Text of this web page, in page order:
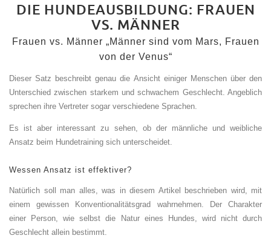
DIE HUNDEAUSBILDUNG: FRAUEN
VS. MÄNNER
Frauen vs. Männer „Männer sind vom Mars, Frauen
von der Venus“
Dieser Satz beschreibt genau die Ansicht einiger Menschen über den
Unterschied zwischen starkem und schwachem Geschlecht. Angeblich
sprechen ihre Vertreter sogar verschiedene Sprachen.
Es ist aber interessant zu sehen, ob der männliche und weibliche
Ansatz beim Hundetraining sich unterscheidet.
Wessen Ansatz ist effektiver?
Natürlich soll man alles, was in diesem Artikel beschrieben wird, mit
einem gewissen Konventionalitätsgrad wahrnehmen. Der Charakter
einer Person, wie selbst die Natur eines Hundes, wird nicht durch
Geschlecht allein bestimmt.